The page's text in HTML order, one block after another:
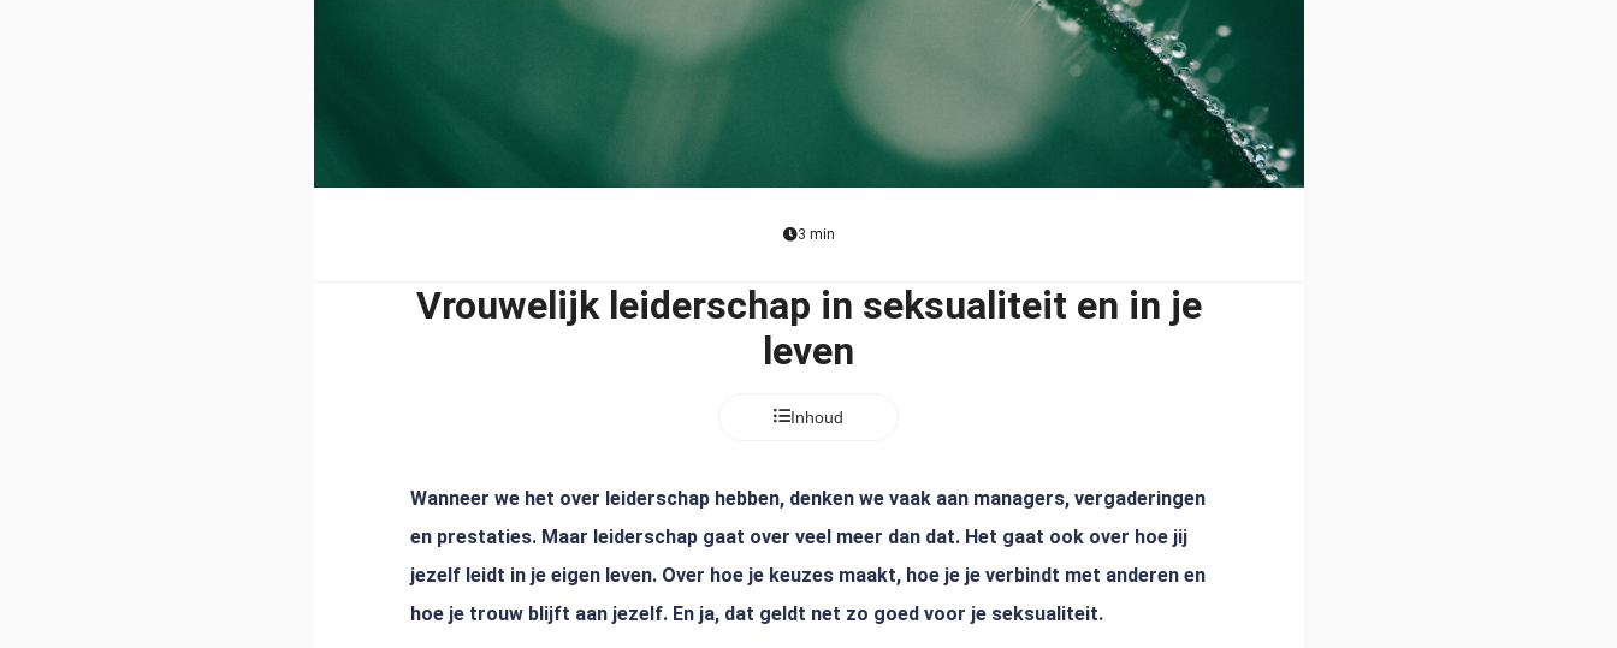
3 min
Vrouwelijk leiderschap in seksualiteit en in je
leven
Inhoud
Wanneer we het over leiderschap hebben, denken we vaak aan managers, vergaderingen
en prestaties. Maar leiderschap gaat over veel meer dan dat. Het gaat ook over hoe jij
jezelf leidt in je eigen leven. Over hoe je keuzes maakt, hoe je je verbindt met anderen en
hoe je trouw blijft aan jezelf. En ja, dat geldt net zo goed voor je seksualiteit.